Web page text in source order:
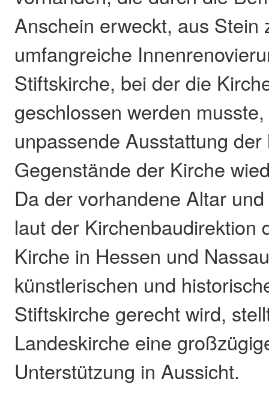
Anschein erweckt, aus Stein
umfangreiche
Stiftskirche, bei der die
geschlossen werden
unpassende Ausstattung
Gegenstände der Kirche
Da der vorhandene Altar
laut der Kirchenbaudirektion
Kirche in Hessen und
künstlerischen und
Stiftskirche gerecht wird,
Landeskirche eine
Unterstützung in Aussicht.